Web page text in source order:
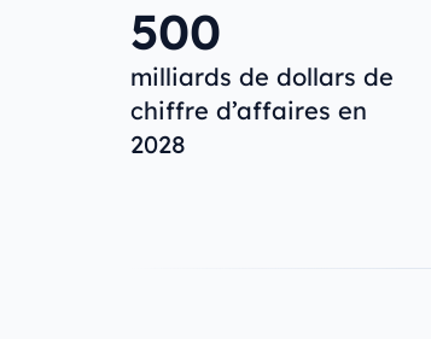
500
milliards de dollars de
chiffre d’affaires en
2028